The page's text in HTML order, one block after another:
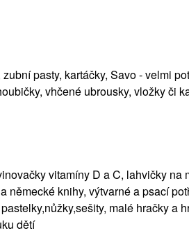
zubní pasty, kartáčky, Savo - velmi
vhčené ubrousky, vložky či
vitamíny D a C, lahvičky na
německé knihy, výtvarné a psací
malé hračky a
dětí